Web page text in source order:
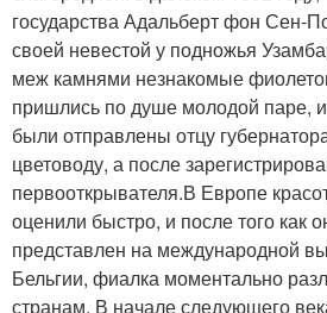
государства Адальберт фон Сен-
своей невестой у подножья
меж камнями незнакомые
пришлись по душе молодой паре,
были отправлены отцу
цветоводу, а после
первооткрывателя.В Европе
оценили быстро, и после того как
представлен на международной
Бельгии, фиалка моментально
странам. В начале следующего